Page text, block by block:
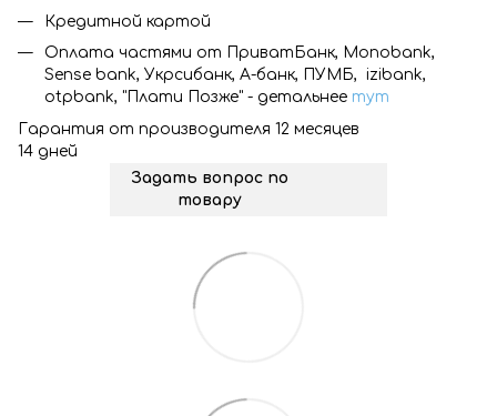
Кредитной картой
Оплата частями от ПриватБанк, Monobank,
Sense bank, Укрсибанк, А-банк, ПУМБ, izibank,
otpbank, "Плати Позже" - детальнее тут
Гарантия от производителя 12 месяцев
14 дней
Задать вопрос по
товару